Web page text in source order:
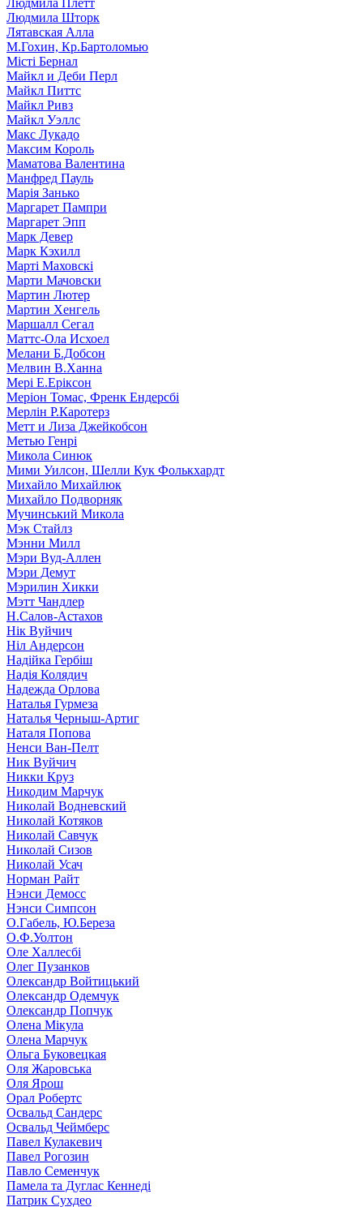
Людмила Плетт
Людмила Шторк
Лятавская Алла
М.Гохин, Кр.Бартоломью
Місті Бернал
Майкл и Деби Перл
Майкл Питтс
Майкл Ривз
Майкл Уэллс
Макс Лукадо
Максим Король
Маматова Валентина
Манфред Пауль
Марія Занько
Маргарет Пампри
Маргарет Эпп
Марк Девер
Марк Кэхилл
Марті Маховскі
Марти Мачовски
Мартин Лютер
Мартин Хенгель
Маршалл Сегал
Маттс-Ола Исхоел
Мелани Б.Добсон
Мелвин В.Ханна
Мері Е.Еріксон
Меріон Томас, Френк Ендерсбі
Мерлін Р.Каротерз
Метт и Лиза Джейкобсон
Метью Генрі
Микола Синюк
Мими Уилсон, Шелли Кук Фолькхардт
Михайло Михайлюк
Михайло Подворняк
Мучинський Микола
Мэк Стайлз
Мэнни Милл
Мэри Вуд-Аллен
Мэри Демут
Мэрилин Хикки
Мэтт Чандлер
Н.Салов-Астахов
Нік Вуйчич
Ніл Андерсон
Надійка Гербіш
Надія Колядич
Надежда Орлова
Наталья Гурмеза
Наталья Черныш-Артиг
Наталя Попова
Ненси Ван-Пелт
Ник Вуйчич
Никки Круз
Никодим Марчук
Николай Водневский
Николай Котяков
Николай Савчук
Николай Сизов
Николай Усач
Норман Райт
Нэнси Демосс
Нэнси Симпсон
О.Габель, Ю.Береза
О.Ф.Уолтон
Оле Халлесбі
Олег Пузанков
Олександр Войтицький
Олександр Одемчук
Олександр Попчук
Олена Мікула
Олена Марчук
Ольга Буковецкая
Оля Жаровська
Оля Ярош
Орал Робертс
Освальд Сандерс
Освальд Чеймберс
Павел Кулакевич
Павел Рогозин
Павло Семенчук
Памела та Дуглас Кеннеді
Патрик Сухдео